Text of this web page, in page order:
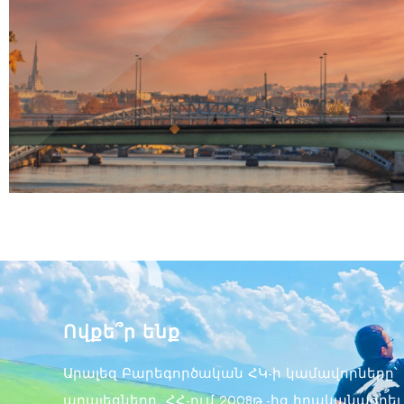
Ովքե՞ր ենք
Արալեզ Բարեգործական ՀԿ-ի կամավորները՝